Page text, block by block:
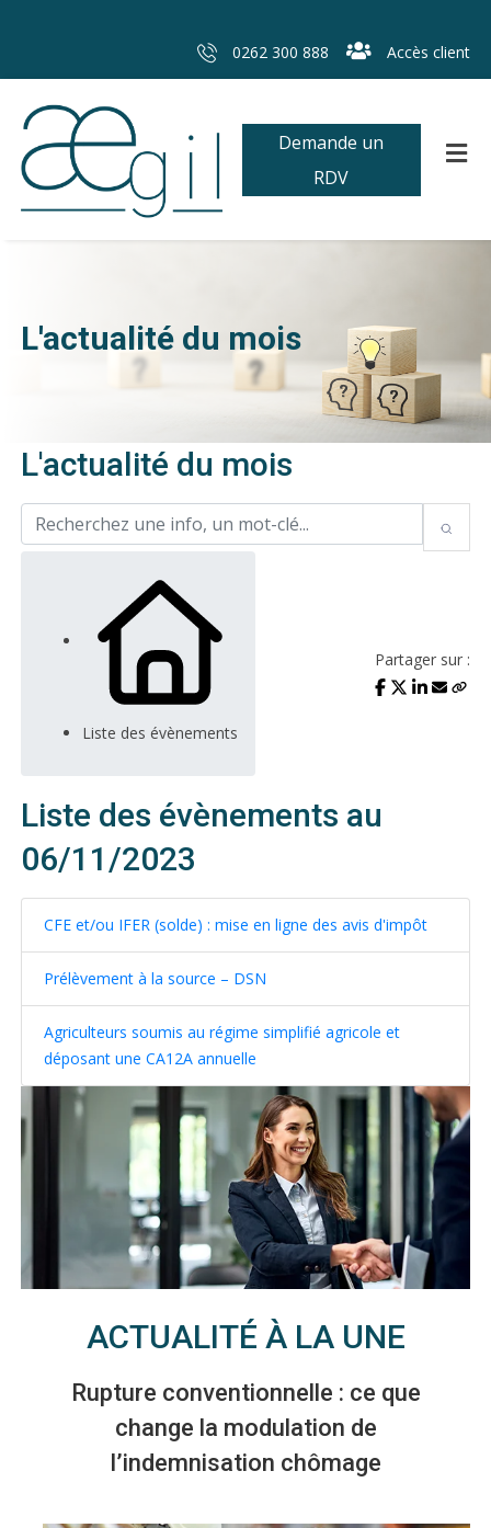
0262 300 888 Accès client
Demande un
RDV
L'actualité du mois
L'actualité du mois
Liste des évènements
Partager sur :
Liste des évènements au
06/11/2023
CFE et/ou IFER (solde) : mise en ligne des avis d'impôt
Prélèvement à la source – DSN
Agriculteurs soumis au régime simplifié agricole et
déposant une CA12A annuelle
ACTUALITÉ À LA UNE
Rupture conventionnelle : ce que
change la modulation de
l’indemnisation chômage